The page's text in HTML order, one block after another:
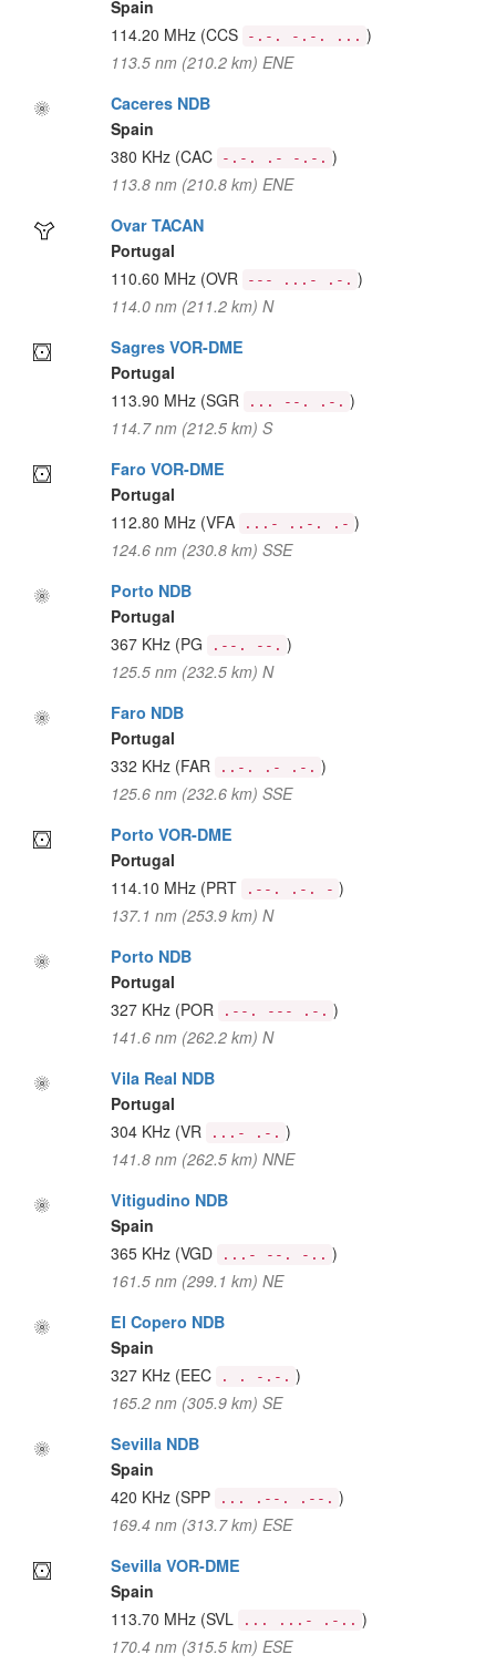
Spain
114.20 MHz (CCS -.-. -.-. ... )
113.5 nm (210.2 km) ENE
Caceres NDB
Spain
380 KHz (CAC -.-. .- -.-. )
113.8 nm (210.8 km) ENE
Ovar TACAN
Portugal
110.60 MHz (OVR --- ...- .-. )
114.0 nm (211.2 km) N
Sagres VOR-DME
Portugal
113.90 MHz (SGR ... --. .-. )
114.7 nm (212.5 km) S
Faro VOR-DME
Portugal
112.80 MHz (VFA ...- ..-. .- )
124.6 nm (230.8 km) SSE
Porto NDB
Portugal
367 KHz (PG .--. --. )
125.5 nm (232.5 km) N
Faro NDB
Portugal
332 KHz (FAR ..-. .- .-. )
125.6 nm (232.6 km) SSE
Porto VOR-DME
Portugal
114.10 MHz (PRT .--. .-. - )
137.1 nm (253.9 km) N
Porto NDB
Portugal
327 KHz (POR .--. --- .-. )
141.6 nm (262.2 km) N
Vila Real NDB
Portugal
304 KHz (VR ...- .-. )
141.8 nm (262.5 km) NNE
Vitigudino NDB
Spain
365 KHz (VGD ...- --. -.. )
161.5 nm (299.1 km) NE
El Copero NDB
Spain
327 KHz (EEC . . -.-. )
165.2 nm (305.9 km) SE
Sevilla NDB
Spain
420 KHz (SPP ... .--. .--. )
169.4 nm (313.7 km) ESE
Sevilla VOR-DME
Spain
113.70 MHz (SVL ... ...- .-.. )
170.4 nm (315.5 km) ESE